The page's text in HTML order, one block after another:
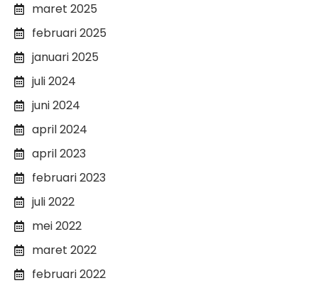
maret 2025
februari 2025
januari 2025
juli 2024
juni 2024
april 2024
april 2023
februari 2023
juli 2022
mei 2022
maret 2022
februari 2022